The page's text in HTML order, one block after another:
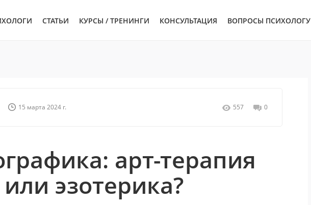
СТАТЬИ КУРСЫ / ТРЕНИНГИ КОНСУЛЬТАЦИЯ ВОПРОСЫ ПСИХОЛОГУ
15 марта 2024 г. 557 0
арт-терапия
или эзотерика?